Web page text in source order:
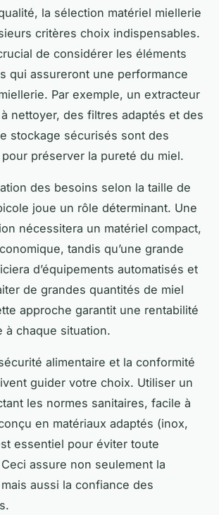
la sélection matériel miellerie
critères choix indispensables.
de considérer les éléments
qui assureront une performance
Par exemple, un extracteur
nettoyer, des filtres adaptés et des
stockage sécurisés sont des
préserver la pureté du miel.
des besoins selon la taille de
joue un rôle déterminant. Une
nécessitera un matériel compact,
tandis qu’une grande
d’équipements automatisés et
de grandes quantités de miel
approche garantit une rentabilité
à chaque situation.
alimentaire et la conformité
guider votre choix. Utiliser un
les normes sanitaires, facile à
en matériaux adaptés (inox,
essentiel pour éviter toute
assure non seulement la
aussi la confiance des